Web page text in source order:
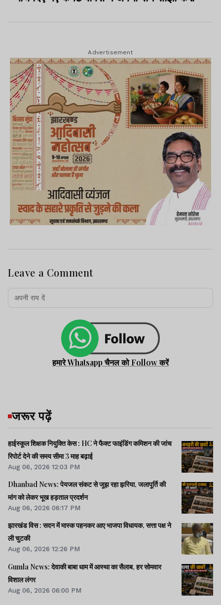
Advertisement
Leave a Comment
हमारे Whatsapp चैनल को Follow करें
जरूर पढ़ें
हाईस्कूल शिक्षक नियुक्ति केस : HC ने फैक्ट फाइंडिंग कमिशन की जांच
रिपोर्ट देने की समय सीमा 3 माह बढ़ाई
Aug 06, 2026 12:03 PM
Dhanbad News: पेयजल संकट से जूझ रहा झरिया, जलापूर्ति की
मांग को लेकर भूख हड़ताल प्रदर्शन
Aug 06, 2026 06:17 PM
झारखंड विस : सदन में मास्क पहनकर आए भाजपा विधायक, सत्ता पक्ष ने
ली चुटकी
Aug 06, 2026 12:26 PM
Gumla News: देवाकी बाबा धाम में आस्था का सैलाब, हर सोमवार
विशाल लंगर
Aug 06, 2026 06:00 PM